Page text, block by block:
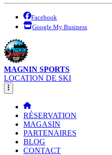
Facebook
Google My Business
MAGNIN SPORTS
LOCATION DE SKI
RÉSERVATION
MAGASIN
PARTENAIRES
BLOG
CONTACT